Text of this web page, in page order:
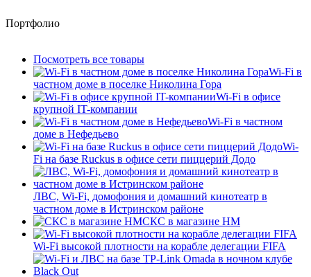
Портфолио
Посмотреть все товары
Wi-Fi в
частном доме в поселке Николина Гора
Wi-Fi в офисе
крупной IT-компании
Wi-Fi в частном
доме в Нефедьево
Wi-
Fi на базе Ruckus в офисе сети пиццерий Додо
ЛВС, Wi-Fi, домофония и домашний кинотеатр в
частном доме в Истринском районе
СКС в магазине HM
Wi-Fi высокой плотности на корабле делегации FIFA